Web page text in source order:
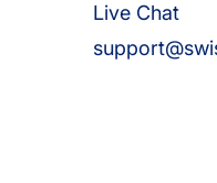
Live Chat